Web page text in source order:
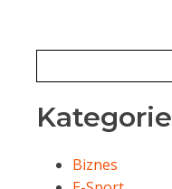
Kategorie
Biznes